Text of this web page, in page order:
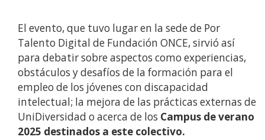
El evento, que tuvo lugar en la sede de Por
Talento Digital de Fundación ONCE, sirvió así
para debatir sobre aspectos como experiencias,
obstáculos y desafíos de la formación para el
empleo de los jóvenes con discapacidad
intelectual; la mejora de las prácticas externas de
UniDiversidad o acerca de los Campus de verano
2025 destinados a este colectivo.